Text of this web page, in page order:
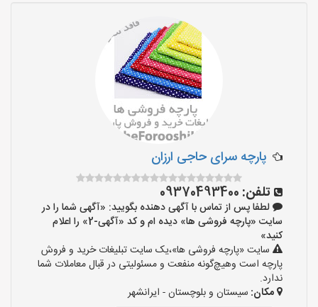
پارچه سرای حاجی ارزان
تلفن: 09370493400
لطفا پس از تماس با آگهی دهنده بگویید: «آگهی شما را در
سایت «پارچه فروشی ها» دیده ام و کد «آگهی-2» را اعلام
کنید»
سایت «پارچه فروشی ها»،یک سایت تبلیغات خرید و فروش
پارچه است وهیچ‌گونه منفعت و مسئولیتی در قبال معاملات شما
ندارد.
مکان: سیستان و بلوچستان - ایرانشهر